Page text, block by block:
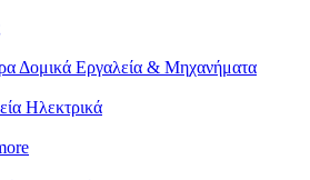
Δομικά Εργαλεία & Μηχανήματα
Ηλεκτρικά